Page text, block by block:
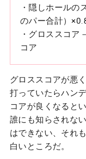
・隠しホールの
のパー合計）
・グロススコア
コア
グロススコアが悪
打っていたらハン
コアが良くなると
誰にも知らされな
はできない、それ
白いところだ。